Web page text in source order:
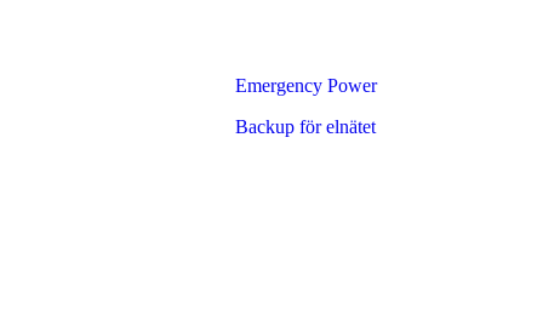
Emergency Power
Backup för elnätet